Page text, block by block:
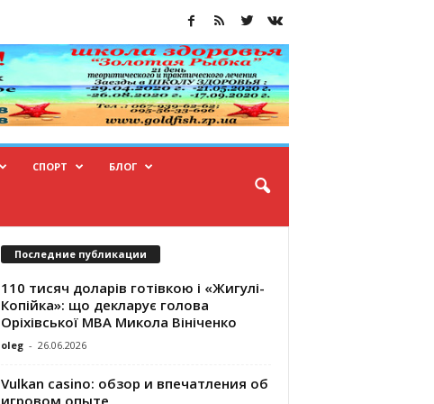
СПОРТ БЛОГ
Последние публикации
110 тисяч доларів готівкою і «Жигулі-
Копійка»: що декларує голова
Оріхівської МВА Микола Вініченко
oleg - 26.06.2026
Vulkan casino: обзор и впечатления об
игровом опыте